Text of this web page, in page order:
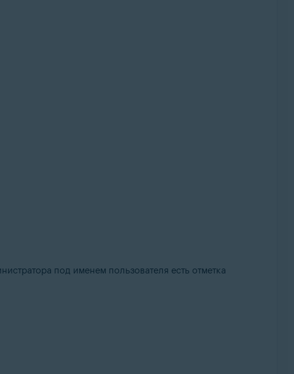
под именем пользователя есть отметка